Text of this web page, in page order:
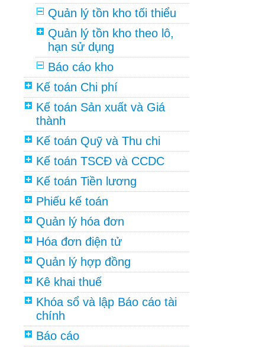
Quản lý tồn kho tối thiểu
Quản lý tồn kho theo lô,
hạn sử dụng
Báo cáo kho
Kế toán Chi phí
Kế toán Sản xuất và Giá
thành
Kế toán Quỹ và Thu chi
Kế toán TSCĐ và CCDC
Kế toán Tiền lương
Phiếu kế toán
Quản lý hóa đơn
Hóa đơn điện tử
Quản lý hợp đồng
Kê khai thuế
Khóa sổ và lập Báo cáo tài
chính
Báo cáo